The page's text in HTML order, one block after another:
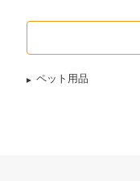
ペット用品